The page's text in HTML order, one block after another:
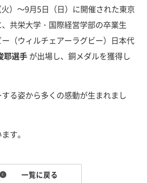
）～9月5日（日）に開催された東京
共栄大学・国際経営学部の卒業生
（ウィルチェアーラグビー）日本代
耶選手 が出場し、銅メダルを獲得し
る姿から多くの感動が生まれまし
す。
一覧に戻る